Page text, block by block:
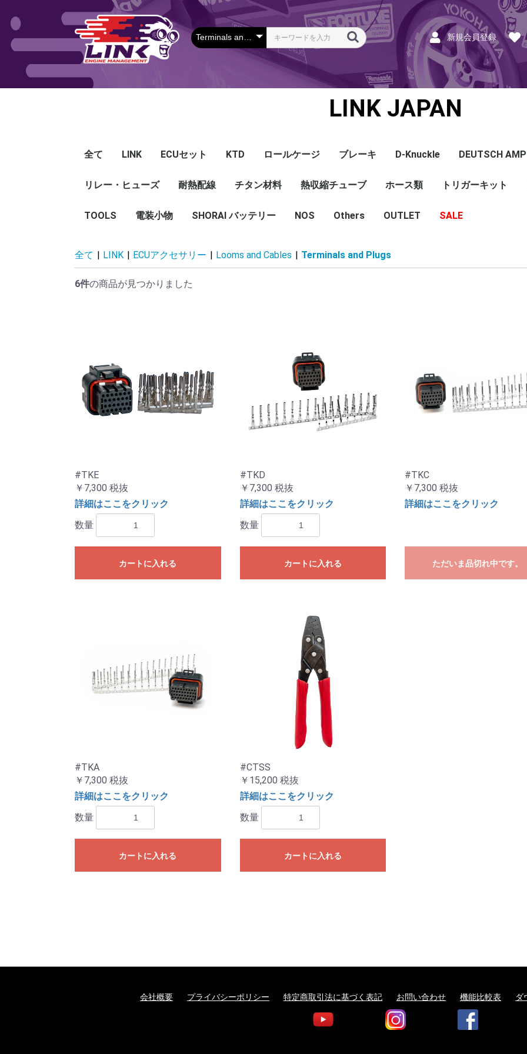
新規会員登録
LINK JAPAN
全て LINK
Plug-in ECU Honda
Mazda
Mitsubishi
Nissan
Subaru
Toyota
その他
Wire-in ECU G5
G4X
G4＋
PDM
ECUアクセサリー Looms and Cables Terminals and Plugs
G1 - G4
CAN and Tuning
G4X - G4+
Mapセンサー
温度センサー
その他センサー
Exhaust O2センサー
CAN EGT modules
DI Driver
Ignition
Injection
Peripherals
Tuning Tools
E-Throttle
Driver Display
CAN Keypad
Apparel Hat
T-shirts
Foodies
ECUセット KTD
Looms
CAN＆Tuning ケーブ
コネクタ＆Pin
Wire-in ハーネス
拡張ハーネス G4+Kurofune
MAZDA
MITSUBISHI
HONDA
TOYOTA
NISSAN
センサー クランクセンサー
温度センサー
MAPセンサー
圧力センサー
ノックセンサー
CAN ラムダ 空燃比
ブーストコントロール
Injector
ISC
その他
Ignition Coil
クラセン
サージタンク
EXマニ
燃料
電スロ
シリコンホース
エンジンハーネス
ハーネスラベル
エアクリーナー
スイッチ
アダプタ類
その他
ロールケージ ブレーキ D-Knuckle DEUTSCH AMP
AMP SSC
DTM
DT
DTP
その他
リレー・ヒューズ
リレー
リレーBOX
ヒューズケース
ブレーカー式ブレード
ブレーカー
耐熱配線
ETFE 配線
シールド線
モールド線
FEP 配線
シールド線
モールド線
チタン材料 熱収縮チューブ
ハンダ付 収縮チュー
耐熱収縮メッシュチュ
切れ込み付 メッシュ
DR
DW
DW クリア
その他
ホース類
シリコンホース
耐熱スリーブ
バキュームホース
燃料ホース
トリガーキット
TOOLS 電装小物 SHORAI バッテリー NOS Others OUTLET SALE
全て LINK ECUアクセサリー Looms and Cables Terminals and Plugs
6件の商品が見つかりました
#TKE
￥7,300 税抜
詳細はここをクリック
数量
カートに入れる
#TKD
￥7,300 税抜
詳細はここをクリック
数量
カートに入れる
#TKC
￥7,300 税抜
詳細はここをクリック
ただいま品切れ中です。
#TKA
￥7,300 税抜
詳細はここをクリック
数量
カートに入れる
#CTSS
￥15,200 税抜
詳細はここをクリック
数量
カートに入れる
会社概要 プライバシーポリシー 特定商取引法に基づく表記 お問い合わせ 機能比較表 ダ